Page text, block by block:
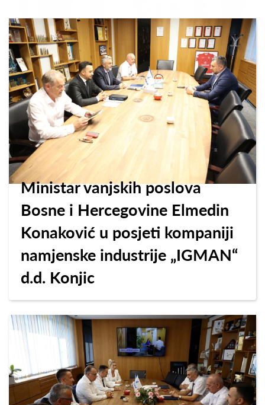
Ministar vanjskih poslova
Bosne i Hercegovine Elmedin
Konaković u posjeti kompaniji
namjenske industrije „IGMAN“
d.d. Konjic